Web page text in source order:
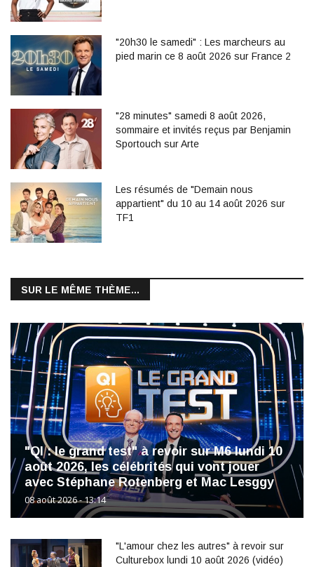
"20h30 le samedi" : Les marcheurs au
pied marin ce 8 août 2026 sur France 2
"28 minutes" samedi 8 août 2026,
sommaire et invités reçus par Benjamin
Sportouch sur Arte
Les résumés de "Demain nous
appartient" du 10 au 14 août 2026 sur
TF1
SUR LE MÊME THÈME...
"QI : le grand test" à revoir sur M6 lundi 10
août 2026, les célébrités qui vont jouer
avec Stéphane Rotenberg et Mac Lesggy
08 août 2026 - 13:14
"L'amour chez les autres" à revoir sur
Culturebox lundi 10 août 2026 (vidéo)